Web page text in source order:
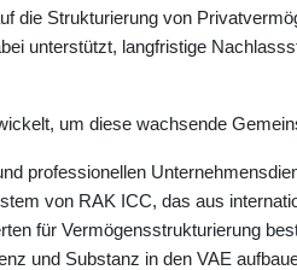
die Strukturierung von
unterstützt, langfristige
um diese wachsende
professionellen
von RAK ICC, das aus
für Vermögensstrukturierung
und Substanz in den VAE